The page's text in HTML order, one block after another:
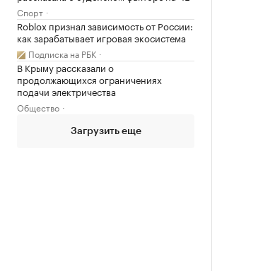
Спорт
Roblox признал зависимость от России:
как зарабатывает игровая экосистема
Подписка на РБК
В Крыму рассказали о
продолжающихся ограничениях
подачи электричества
Общество
Загрузить еще